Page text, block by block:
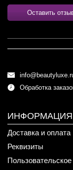
Оставить
Обработка
ИНФОРМАЦИЯ
Доставка и оплата
Реквизиты